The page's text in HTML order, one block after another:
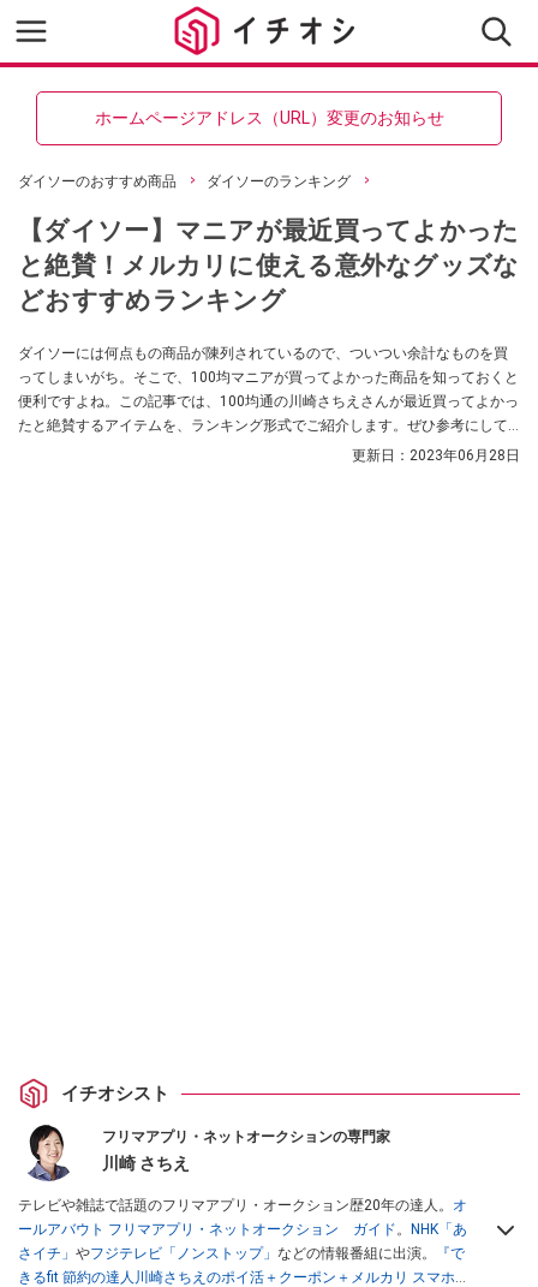
ホームページアドレス（URL）変更のお知らせ
ダイソーのおすすめ商品 ダイソーのランキング
【ダイソー】マニアが最近買ってよかった
と絶賛！メルカリに使える意外なグッズな
どおすすめランキング
ダイソーには何点もの商品が陳列されているので、ついつい余計なものを買
ってしまいがち。そこで、100均マニアが買ってよかった商品を知っておくと
便利ですよね。この記事では、100均通の川崎さちえさんが最近買ってよかっ
たと絶賛するアイテムを、ランキング形式でご紹介します。ぜひ参考にして
更新日： 2023年06月28日
イチオシスト
フリマアプリ・ネットオークションの専門家
川崎 さちえ
テレビや雑誌で話題のフリマアプリ・オークション歴20年の達人。 オ
ールアバウト フリマアプリ・ネットオークション ガイド。
NHK「あ
さイチ」 やフジテレビ「ノンストップ」 などの情報番組に出演。
『で
きるfit 節約の達人川崎さちえのポイ活＋クーポン＋メルカリ スマホで